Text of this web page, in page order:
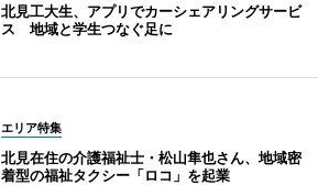
北見工大生、アプリでカーシェアリングサービ
ス 地域と学生つなぐ足に
エリア特集
北見在住の介護福祉士・松山隼也さん、地域密
着型の福祉タクシー「ロコ」を起業